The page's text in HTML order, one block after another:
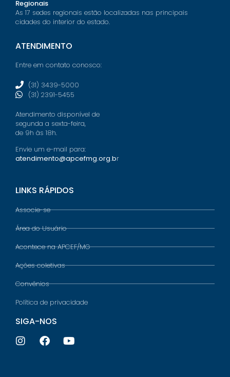
Regionais
As 17 sedes regionais estão localizadas nas principais
cidades do interior do estado.
ATENDIMENTO
Entre em contato conosco:
(31) 3439-5000
(31) 2391-5455
Atendimento disponível de
segunda a sexta-feira,
de 9h às 18h.
Envie um e-mail para:
atendimento@apcefmg.org.br
LINKS RÁPIDOS
Associe-se
Área do Usuário
Acontece na APCEF/MG
Ações coletivas
Convênios
Política de privacidade
SIGA-NOS